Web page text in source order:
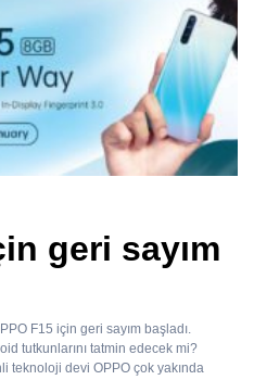
geri sayım
F15 için geri sayım başladı.
tutkunlarını tatmin edecek mi?
teknoloji devi OPPO çok yakında